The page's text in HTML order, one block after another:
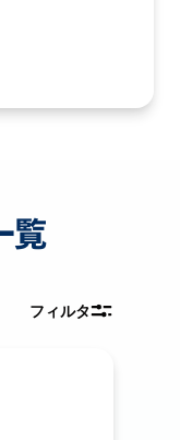
覧
フィルタ